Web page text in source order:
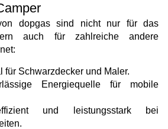
dopgas sind nicht nur für das
auch für zahlreiche andere
für Schwarzdecker und Maler.
Energiequelle für mobile
und leistungsstark bei